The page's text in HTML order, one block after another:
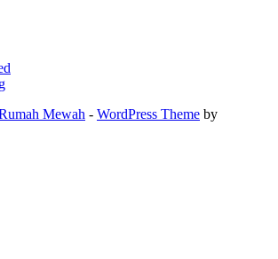
Mewah - WordPress Theme by